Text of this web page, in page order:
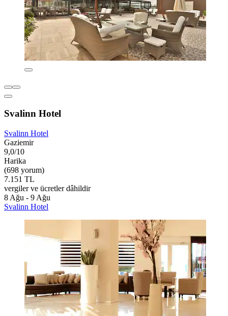
Svalinn Hotel
Svalinn Hotel
Gaziemir
9,0/10
Harika
(698 yorum)
7.151 TL
vergiler ve ücretler dâhildir
8 Ağu - 9 Ağu
Svalinn Hotel